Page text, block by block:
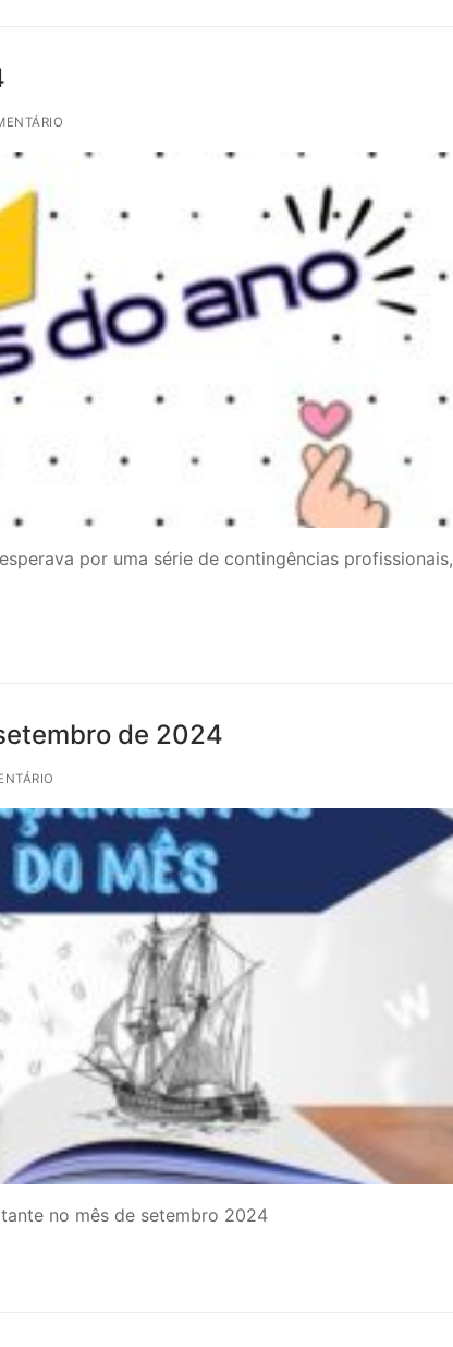
por uma série de contingências profissionais,
de 2024
no mês de setembro 2024